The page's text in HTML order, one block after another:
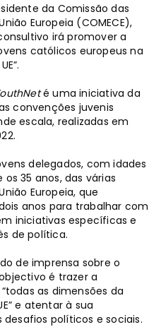
da Comissão das
Europeia (COMECE),
irá promover a
católicos europeus na
é uma iniciativa da
convenções juvenis
escala, realizadas em
delegados, com idades
35 anos, das várias
Europeia, que
anos para trabalhar com
iniciativas específicas e
de política.
de imprensa sobre o
é trazer a
as dimensões da
e atentar à sua
políticos e sociais.